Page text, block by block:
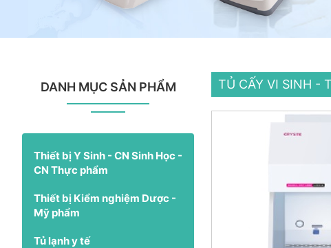
DANH MỤC SẢN PHẨM
Thiết bị Y Sinh - CN Sinh Học -
CN Thực phẩm
Thiết bị Kiểm nghiệm Dược -
Mỹ phẩm
Tủ lạnh y tế
TỦ CẤY VI SINH -